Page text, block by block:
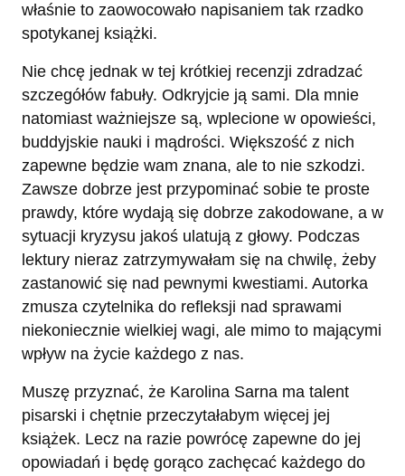
właśnie to zaowocowało napisaniem tak rzadko
spotykanej książki.
Nie chcę jednak w tej krótkiej recenzji zdradzać
szczegółów fabuły. Odkryjcie ją sami. Dla mnie
natomiast ważniejsze są, wplecione w opowieści,
buddyjskie nauki i mądrości. Większość z nich
zapewne będzie wam znana, ale to nie szkodzi.
Zawsze dobrze jest przypominać sobie te proste
prawdy, które wydają się dobrze zakodowane, a w
sytuacji kryzysu jakoś ulatują z głowy. Podczas
lektury nieraz zatrzymywałam się na chwilę, żeby
zastanowić się nad pewnymi kwestiami. Autorka
zmusza czytelnika do refleksji nad sprawami
niekoniecznie wielkiej wagi, ale mimo to mającymi
wpływ na życie każdego z nas.
Muszę przyznać, że Karolina Sarna ma talent
pisarski i chętnie przeczytałabym więcej jej
książek. Lecz na razie powrócę zapewne do jej
opowiadań i będę gorąco zachęcać każdego do